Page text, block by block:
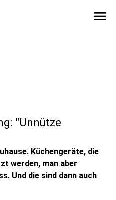
menu
"Unnütze
Küchengeräte, die
werden, man aber
Und die sind dann auch